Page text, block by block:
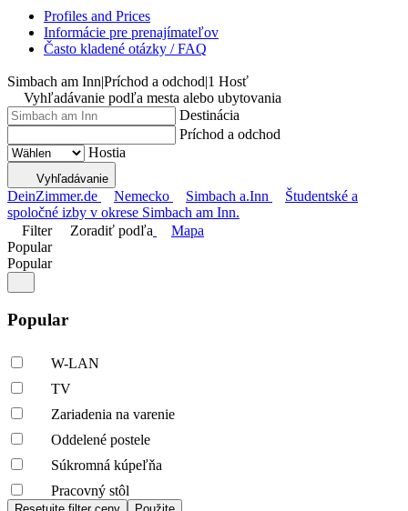
Profiles and Prices
Informácie pre prenajímateľov
Často kladené otázky / FAQ
Simbach am Inn|Príchod a odchod|1 Hosť
Vyhľadávanie podľa mesta alebo ubytovania
Destinácia
Príchod a odchod
Hostia
Vyhľadávanie
DeinZimmer.de Nemecko Simbach a.Inn
Študentské a
spoločné izby v okrese Simbach am Inn.
Filter
Zoradiť podľa
Mapa
Popular
Popular
Popular
W-LAN
TV
Zariadenia na varenie
Oddelené postele
Súkromná kúpeľňa
Pracovný stôl